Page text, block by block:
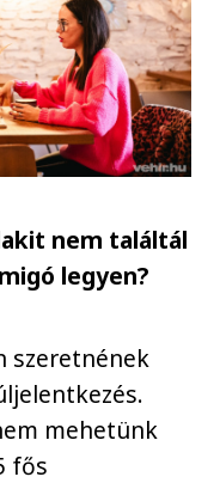
nem találtál
legyen?
szeretnének
mehetünk
fős